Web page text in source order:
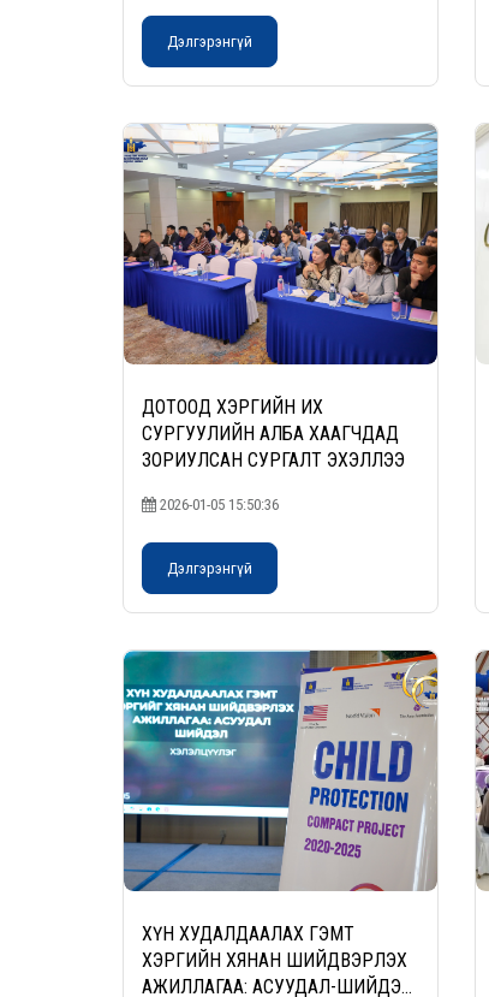
Дэлгэрэнгүй
ДОТООД ХЭРГИЙН ИХ
СУРГУУЛИЙН АЛБА ХААГЧДАД
ЗОРИУЛСАН СУРГАЛТ ЭХЭЛЛЭЭ
2026-01-05 15:50:36
Дэлгэрэнгүй
ХҮН ХУДАЛДААЛАХ ГЭМТ
ХЭРГИЙН ХЯНАН ШИЙДВЭРЛЭХ
АЖИЛЛАГАА: АСУУДАЛ-ШИЙДЭЛ